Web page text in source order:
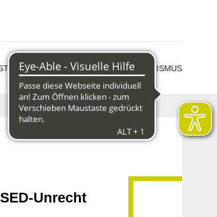
KULTUR & TOURISMUS
Unrecht